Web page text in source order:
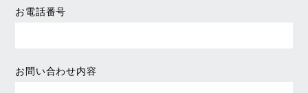
お電話番号
お問い合わせ内容